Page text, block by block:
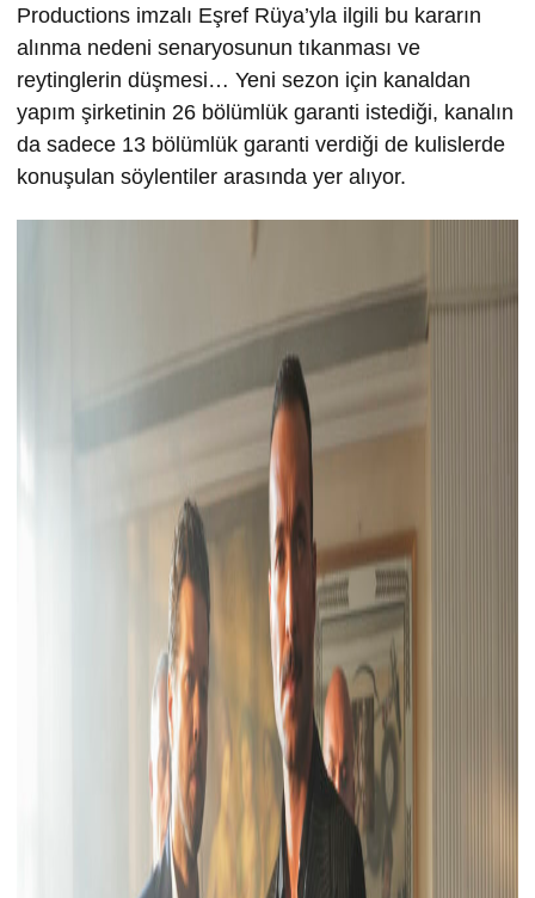
Productions imzalı Eşref Rüya’yla ilgili bu kararın
alınma nedeni senaryosunun tıkanması ve
reytinglerin düşmesi… Yeni sezon için kanaldan
yapım şirketinin 26 bölümlük garanti istediği, kanalın
da sadece 13 bölümlük garanti verdiği de kulislerde
konuşulan söylentiler arasında yer alıyor.